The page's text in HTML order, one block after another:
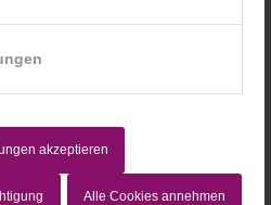
akzeptieren
Alle Cookies annehmen